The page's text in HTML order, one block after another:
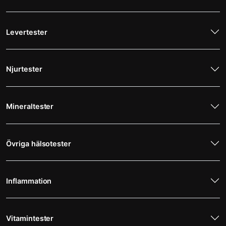
Levertester
Njurtester
Mineraltester
Övriga hälsotester
Inflammation
Vitamintester